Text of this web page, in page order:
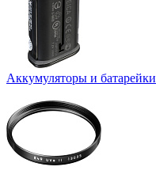
Аккумуляторы и батарейки